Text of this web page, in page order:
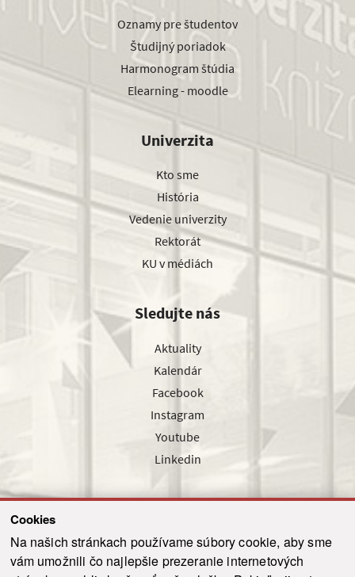
Cookies
Na našich stránkach používame súbory cookie, aby sme
vám umožnili čo najlepšie prezeranie internetových
Oznamy pre študentov
Študijný poriadok
Harmonogram štúdia
Elearning - moodle
Univerzita
Kto sme
História
Vedenie univerzity
Rektorát
KU v médiách
Sledujte nás
Aktuality
Kalendár
Facebook
Instagram
Youtube
Linkedin